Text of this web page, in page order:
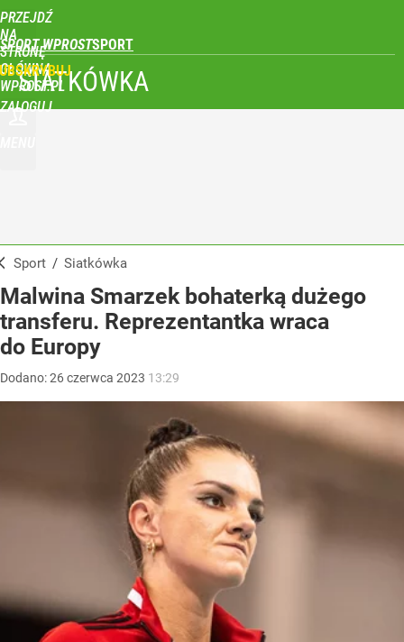
PRZEJDŹ
NA
STRONĘ
GŁÓWNĄ
WPROST.PL
SPORT WPROST
ZALOGUJ
SIATKÓWKA
Sport / Siatkówka
Malwina Smarzek bohaterką dużego
transferu. Reprezentantka wraca
do Europy
Dodano:26czerwca 2023 13:29